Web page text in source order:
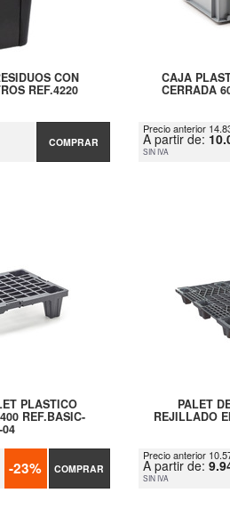
CON
REF.4220
COMPRAR
CAJA
CERRADA
Precio anterior
A partir de:
SIN IVA
PLASTICO
REF.BASIC-
-23% COMPRAR
PALET
REJILLADO
Precio anterior
A partir de:
SIN IVA